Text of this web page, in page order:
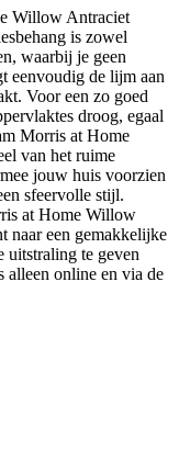
Willow Antraciet
is zowel
waarbij je geen
eenvoudig de lijm aan
Voor een zo goed
droog, egaal
Morris at Home
van het ruime
jouw huis voorzien
sfeervolle stijl.
at Home Willow
naar een gemakkelijke
uitstraling te geven
alleen online en via de